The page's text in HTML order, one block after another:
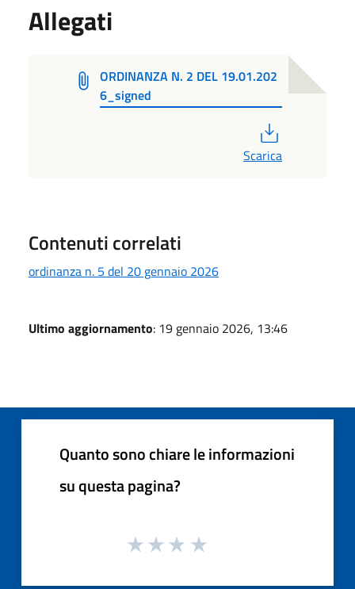
Allegati
ORDINANZA N. 2 DEL 19.01.202
6_signed
Scarica
Contenuti correlati
ordinanza n. 5 del 20 gennaio 2026
Ultimo aggiornamento: 19 gennaio 2026, 13:46
Quanto sono chiare le informazioni
su questa pagina?